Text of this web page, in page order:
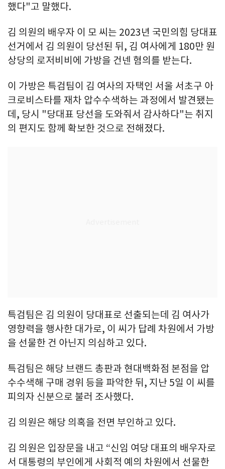
했다"고 말했다.
김 의원의 배우자 이 모 씨는 2023년 국민의힘 당대표
선거에서 김 의원이 당선된 뒤, 김 여사에게 180만 원
상당의 로저비비에 가방을 건넨 혐의를 받는다.
이 가방은 특검팀이 김 여사의 자택인 서울 서초구 아
크로비스타를 재차 압수수색하는 과정에서 발견됐는
데, 당시 "당대표 당선을 도와줘서 감사하다"는 취지
의 편지도 함께 확보한 것으로 전해졌다.
특검팀은 김 의원이 당대표로 선출되는데 김 여사가
영향력을 행사한 대가로, 이 씨가 답례 차원에서 가방
을 선물한 건 아닌지 의심하고 있다.
특검팀은 해당 브랜드 총판과 현대백화점 본점을 압
수수색해 구매 경위 등을 파악한 뒤, 지난 5일 이 씨를
피의자 신분으로 불러 조사했다.
김 의원은 해당 의혹을 전면 부인하고 있다.
김 의원은 입장문을 내고 “신임 여당 대표의 배우자로
서 대통령의 부인에게 사회적 예의 차원에서 선물한